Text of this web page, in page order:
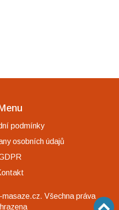
podmínky
osobních údajů
Všechna práva